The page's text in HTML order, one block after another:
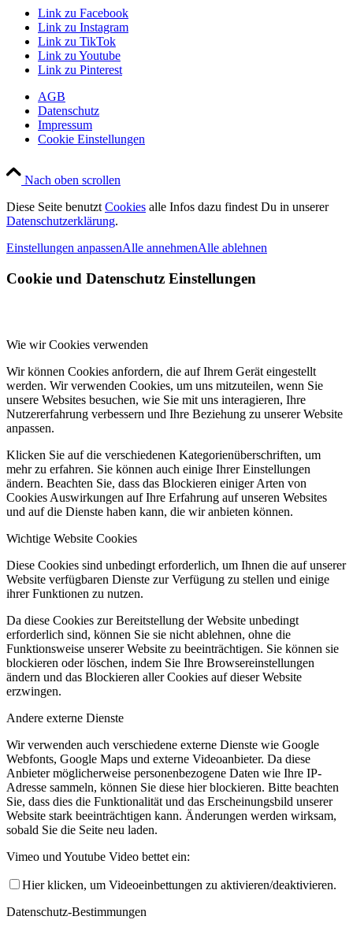
Link zu Facebook
Link zu Instagram
Link zu TikTok
Link zu Youtube
Link zu Pinterest
AGB
Datenschutz
Impressum
Cookie Einstellungen
Nach oben scrollen
Diese Seite benutzt Cookies alle Infos dazu findest Du in unserer
Datenschutzerklärung.
Einstellungen anpassenAlle annehmenAlle ablehnen
Cookie und Datenschutz Einstellungen
Wie wir Cookies verwenden
Wir können Cookies anfordern, die auf Ihrem Gerät eingestellt
werden. Wir verwenden Cookies, um uns mitzuteilen, wenn Sie
unsere Websites besuchen, wie Sie mit uns interagieren, Ihre
Nutzererfahrung verbessern und Ihre Beziehung zu unserer Website
anpassen.
Klicken Sie auf die verschiedenen Kategorienüberschriften, um
mehr zu erfahren. Sie können auch einige Ihrer Einstellungen
ändern. Beachten Sie, dass das Blockieren einiger Arten von
Cookies Auswirkungen auf Ihre Erfahrung auf unseren Websites
und auf die Dienste haben kann, die wir anbieten können.
Wichtige Website Cookies
Diese Cookies sind unbedingt erforderlich, um Ihnen die auf unserer
Website verfügbaren Dienste zur Verfügung zu stellen und einige
ihrer Funktionen zu nutzen.
Da diese Cookies zur Bereitstellung der Website unbedingt
erforderlich sind, können Sie sie nicht ablehnen, ohne die
Funktionsweise unserer Website zu beeinträchtigen. Sie können sie
blockieren oder löschen, indem Sie Ihre Browsereinstellungen
ändern und das Blockieren aller Cookies auf dieser Website
erzwingen.
Andere externe Dienste
Wir verwenden auch verschiedene externe Dienste wie Google
Webfonts, Google Maps und externe Videoanbieter. Da diese
Anbieter möglicherweise personenbezogene Daten wie Ihre IP-
Adresse sammeln, können Sie diese hier blockieren. Bitte beachten
Sie, dass dies die Funktionalität und das Erscheinungsbild unserer
Website stark beeinträchtigen kann. Änderungen werden wirksam,
sobald Sie die Seite neu laden.
Vimeo und Youtube Video bettet ein:
Hier klicken, um Videoeinbettungen zu aktivieren/deaktivieren.
Datenschutz-Bestimmungen